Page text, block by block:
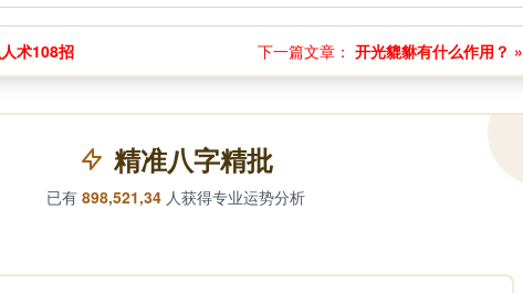
术108招 下一篇文章： 开光貔貅有什么作用？ »
精准八字精批
已有 898,521,34 人获得专业运势分析